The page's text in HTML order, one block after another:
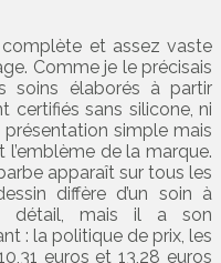
complète et assez vaste
Comme je le précisais
soins élaborés à partir
certifiés sans silicone, ni
simple mais
de la marque.
apparaît sur tous les
diffère d’un soin à
détail, mais il a son
: la politique de prix, les
euros et 13,28 euros